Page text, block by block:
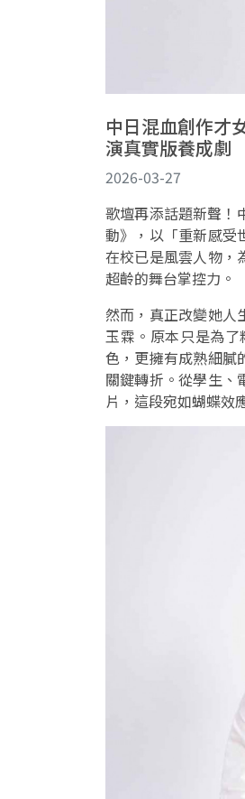
中日混血創作才
演真實版養成劇
2026-03-27
歌壇再添話題新聲！
動》，以「重新感受
在校已是風雲人物，
超齡的舞台掌控力。
然而，真正改變她人
玉霖。原本只是為
色，更擁有成熟細膩
關鍵轉折。從學生、
片，這段宛如蝴蝶效